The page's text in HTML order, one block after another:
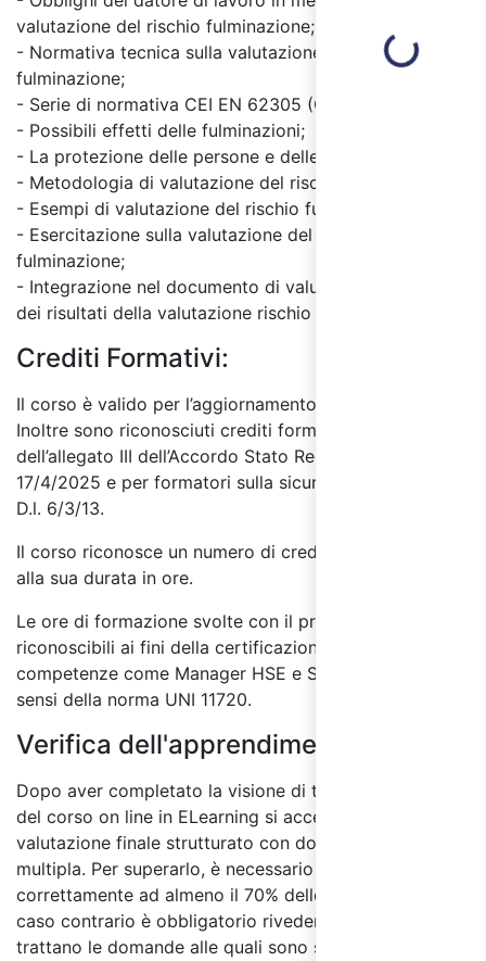
valutazione del rischio fulminazione;
- Normativa tecnica sulla valutazione del rischio da
fulminazione;
- Serie di normativa CEI EN 62305 (CEI 81-10);
- Possibili effetti delle fulminazioni;
- La protezione delle persone e delle cose;
- Metodologia di valutazione del rischio fulminazione;
- Esempi di valutazione del rischio fulminazione;
- Esercitazione sulla valutazione del rischio
fulminazione;
- Integrazione nel documento di valutazione dei rischi
dei risultati della valutazione rischio fulminazione.
Crediti Formativi:
Il corso è valido per l’aggiornamento RSPP e ASPP.
Inoltre sono riconosciuti crediti formativi ai sensi
dell’allegato III dell’Accordo Stato Regioni del
17/4/2025 e per formatori sulla sicurezza ai sensi del
D.l. 6/3/13.
Il corso riconosce un numero di crediti formativi pari
alla sua durata in ore.
Le ore di formazione svolte con il presente corso sono
riconoscibili ai fini della certificazione delle
competenze come Manager HSE e Specialista HSE ai
sensi della norma UNI 11720.
Verifica dell'apprendimento:
Dopo aver completato la visione di tutti i moduli
del corso on line in ELearning si accede al test di
valutazione finale strutturato con domande a risposta
multipla. Per superarlo, è necessario rispondere
correttamente ad almeno il 70% delle domande, in
caso contrario è obbligatorio rivedere i moduli in cui si
trattano le domande alle quali sono state date risposte
Loading...